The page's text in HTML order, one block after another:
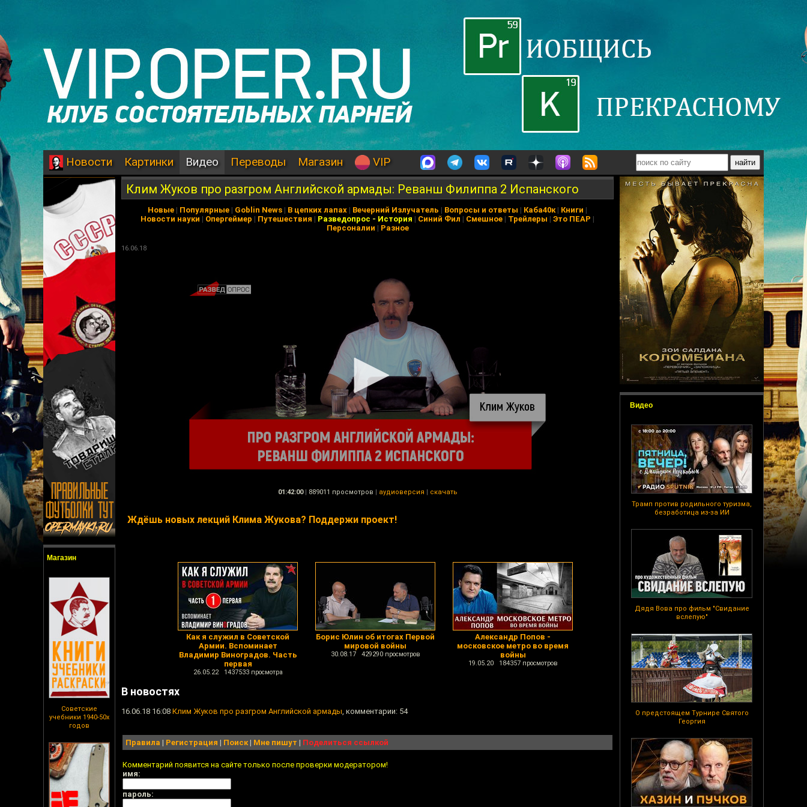
Новости Картинки Видео Переводы Магазин VIP
Магазин
Советские
учебники 1940-50х
годов
Видео
Трамп против родильного туризма,
безработица из-за ИИ
Дядя Вова про фильм "Свидание
вслепую"
О предстоящем Турнире Святого
Георгия
Клим Жуков про разгром Английской армады: Реванш Филиппа 2 Испанского
Новые | Популярные | Goblin News | В цепких лапах | Вечерний Излучатель | Вопросы и ответы | Каба40к| Книги |
Новости науки | Опергеймер | Путешествия | Разведопрос - История | Синий Фил | Смешное | Трейлеры | Это ПЕАР |
Персоналии | Разное
16.06.18
01:42:00 | 889011 просмотров | аудиоверсия | скачать
Ждёшь новых лекций Клима Жукова? Поддержи проект!
Как я служил в Советской
Армии. Вспоминает
Владимир Виноградов. Часть
первая
26.05.22 1437533 просмотра
Борис Юлин об итогах Первой
мировой войны
30.08.17 429290 просмотров
Александр Попов -
московское метро во время
войны
19.05.20 184357 просмотров
В новостях
16.06.18 16:08 Клим Жуков про разгром Английской армады, комментарии: 54
Правила | Регистрация | Поиск| Мне пишут | Поделиться ссылкой
Комментарий появится на сайте только после проверки модератором!
имя:
пароль: